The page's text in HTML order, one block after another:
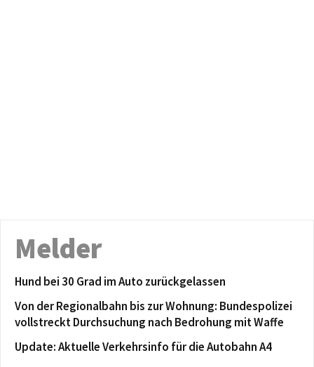
Melder
Hund bei 30 Grad im Auto zurückgelassen
Von der Regionalbahn bis zur Wohnung: Bundespolizei
vollstreckt Durchsuchung nach Bedrohung mit Waffe
Update: Aktuelle Verkehrsinfo für die Autobahn A4